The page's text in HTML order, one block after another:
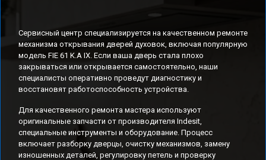
Сервисный центр специализируется на качественном ремонте
механизма открывания дверей духовок, включая популярную
модель FIE 61 K.A IX. Если ваша дверь стала плохо
закрываться или открывается самостоятельно, наши
специалисты оперативно проведут диагностику и
восстановят работоспособность устройства.
Для качественного ремонта мастера используют
оригинальные запчасти от производителя Indesit,
специальные инструменты и оборудование. Процесс
включает разборку дверцы, очистку механизмов, замену
изношенных деталей, регулировку петель и проверку